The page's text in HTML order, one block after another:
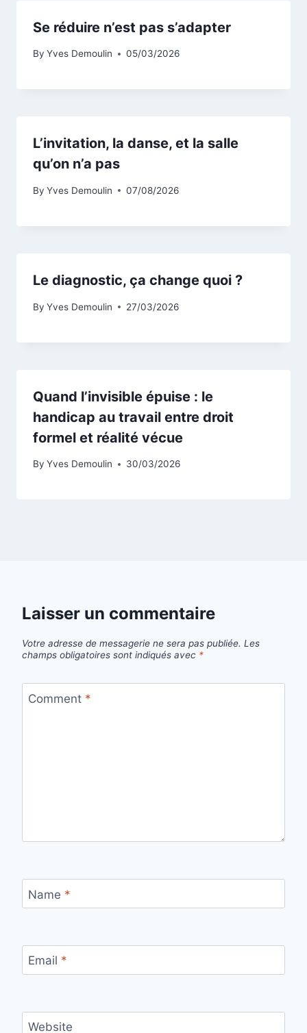
Se réduire n’est pas s’adapter
By Yves Demoulin 05/03/2026
L’invitation, la danse, et la salle
qu’on n’a pas
By Yves Demoulin 07/08/2026
Le diagnostic, ça change quoi ?
By Yves Demoulin 27/03/2026
Quand l’invisible épuise : le
handicap au travail entre droit
formel et réalité vécue
By Yves Demoulin 30/03/2026
Laisser un commentaire
Votre adresse de messagerie ne sera pas publiée. Les
champs obligatoires sont indiqués avec *
Comment *
Name *
Email *
Website